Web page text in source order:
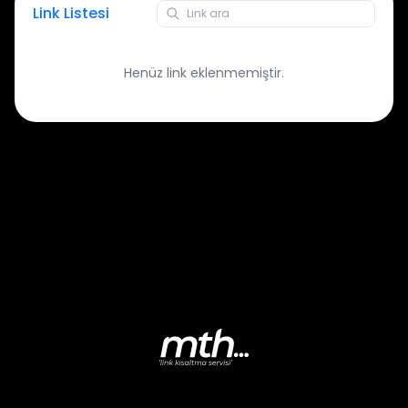
Link Listesi
Henüz link eklenmemiştir.